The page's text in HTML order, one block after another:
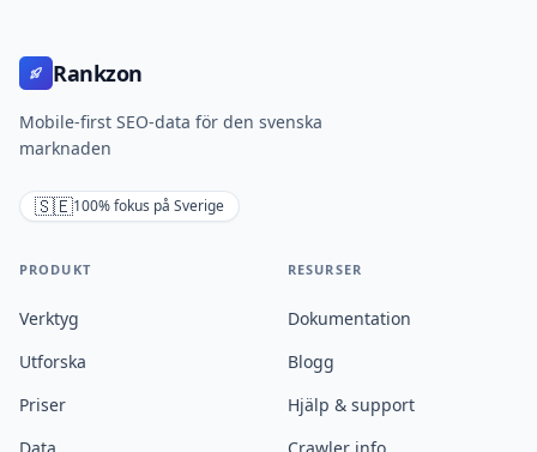
Rankzon
Mobile-first SEO-data för den svenska
marknaden
🇸🇪100% fokus på Sverige
PRODUKT
Verktyg
Utforska
Priser
RESURSER
Dokumentation
Blogg
Hjälp & support